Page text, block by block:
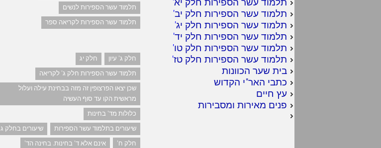
תלמוד עשר הספירות חלק יב'
תלמוד עשר הספירות חלק יג'
תלמוד עשר הספירות חלק יד'
תלמוד עשר הספירות חלק טו'
תלמוד עשר הספירות חלק טז'
בית שער הכוונות
כתבי האר"י הקדוש
עץ חיים
פנים מאירות ומסבירות
תלמוד עשר הספירות לנשים
תלמוד עשר הספירות לקריאה ספר
חלק ג' עיון
חלק יג
תלמוד עשר הספירות חלק ג' לקריאה
שכן יצאו הפרצופין זה מזה בבחינת עילה ועלול
מראשית הקו עד סוף העשיה
כלולות מד' בחינות
שיעורים בתלמוד עשר הספירות
שיעורים בחלק ג
חלק ח'
אינם אלא ד' בחינות. בחינה הד'